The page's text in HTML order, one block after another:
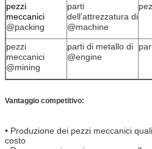
pezzi
meccanici
@packing
parti
dell'attrezzatura di
@machine
pezzi
meccanici
@mining
parti di metallo di
@engine
Vantaggio competitivo:
• Produzione dei pezzi meccanici
costo